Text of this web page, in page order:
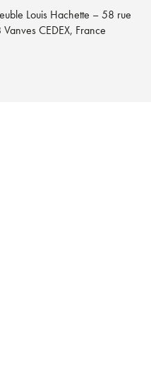
Louis Hachette – 58 rue
CEDEX, France